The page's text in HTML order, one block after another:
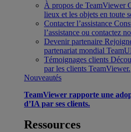
À propos de TeamViewer
lieux et les objets en toute
Contacter l’assistance
l’assistance ou contactez
Devenir partenaire
partenariat mondial
Témoignages clients
par les clients TeamViewer.
Nouveautés
TeamViewer rapporte une
d’IA par ses clients.
Ressources